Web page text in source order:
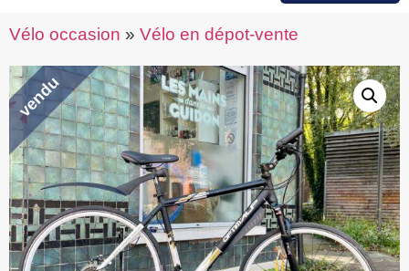
Vélo occasion » Vélo en dépot-vente
vendu